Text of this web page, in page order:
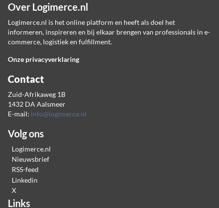
Over Logimerce.nl
Logimerce.nl is het online platform en heeft als doel het
informeren, inspireren en bij elkaar brengen van professionals in e-
commerce, logistiek en fulfillment.
Onze privacyverklaring
Contact
Zuid-Afrikaweg 1B
1432 DA Aalsmeer
E-mail: info@logimerce.nl
Volg ons
Logimerce.nl
Nieuwsbrief
RSS-feed
Linkedin
X
Links